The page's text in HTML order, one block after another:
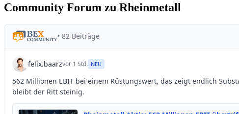
Community Forum zu Rheinmetall